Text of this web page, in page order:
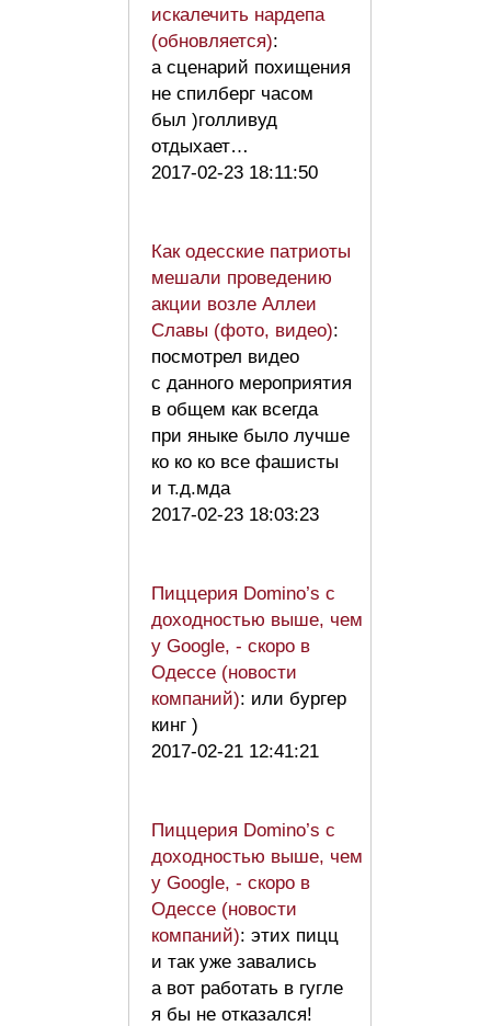
искалечить нардепа
(обновляется):
а сценарий похищения
не спилберг часом
был )голливуд
отдыхает…
2017-02-23 18:11:50
Как одесские патриоты
мешали проведению
акции возле Аллеи
Славы (фото, видео):
посмотрел видео
с данного мероприятия
в общем как всегда
при яныке было лучше
ко ко ко все фашисты
и т.д.мда
2017-02-23 18:03:23
Пиццерия Domino’s с
доходностью выше, чем
у Google, - скоро в
Одессе (новости
компаний): или бургер
кинг )
2017-02-21 12:41:21
Пиццерия Domino’s с
доходностью выше, чем
у Google, - скоро в
Одессе (новости
компаний): этих пицц
и так уже завались
а вот работать в гугле
я бы не отказался!